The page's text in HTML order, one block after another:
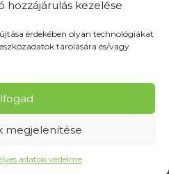
hozzájárulás kezelése
érdekében olyan technológiákat
tárolására és/vagy
megjelenítése
adatok védelme